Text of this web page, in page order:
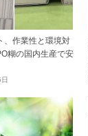
、作業性と環境対
糊の国内生産で安